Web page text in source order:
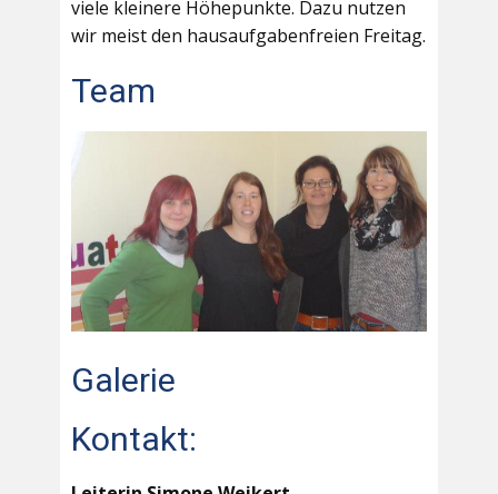
viele kleinere Höhepunkte. Dazu nutzen
wir meist den hausaufgabenfreien Freitag.
Team
Galerie
Kontakt: